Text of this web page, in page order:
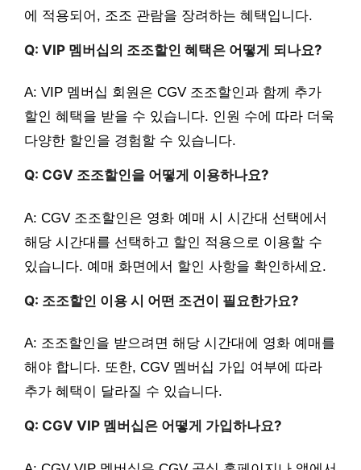
에 적용되어, 조조 관람을 장려하는 혜택입니다.
Q: VIP 멤버십의 조조할인 혜택은 어떻게 되나요?
A: VIP 멤버십 회원은 CGV 조조할인과 함께 추가
할인 혜택을 받을 수 있습니다. 인원 수에 따라 더욱
다양한 할인을 경험할 수 있습니다.
Q: CGV 조조할인을 어떻게 이용하나요?
A: CGV 조조할인은 영화 예매 시 시간대 선택에서
해당 시간대를 선택하고 할인 적용으로 이용할 수
있습니다. 예매 화면에서 할인 사항을 확인하세요.
Q: 조조할인 이용 시 어떤 조건이 필요한가요?
A: 조조할인을 받으려면 해당 시간대에 영화 예매를
해야 합니다. 또한, CGV 멤버십 가입 여부에 따라
추가 혜택이 달라질 수 있습니다.
Q: CGV VIP 멤버십은 어떻게 가입하나요?